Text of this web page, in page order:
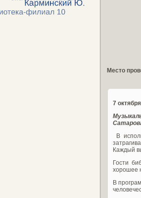
Место
7
В
Каждый
Гости
хорошее
В